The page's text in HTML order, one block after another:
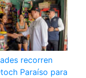
recorren
Paraíso para